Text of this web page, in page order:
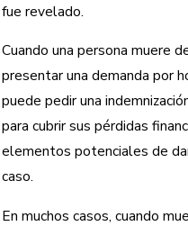
fue revelado.
Cuando una persona muere
presentar una demanda por
puede pedir una
para cubrir sus pérdidas
elementos potenciales de
caso.
En muchos casos, cuando